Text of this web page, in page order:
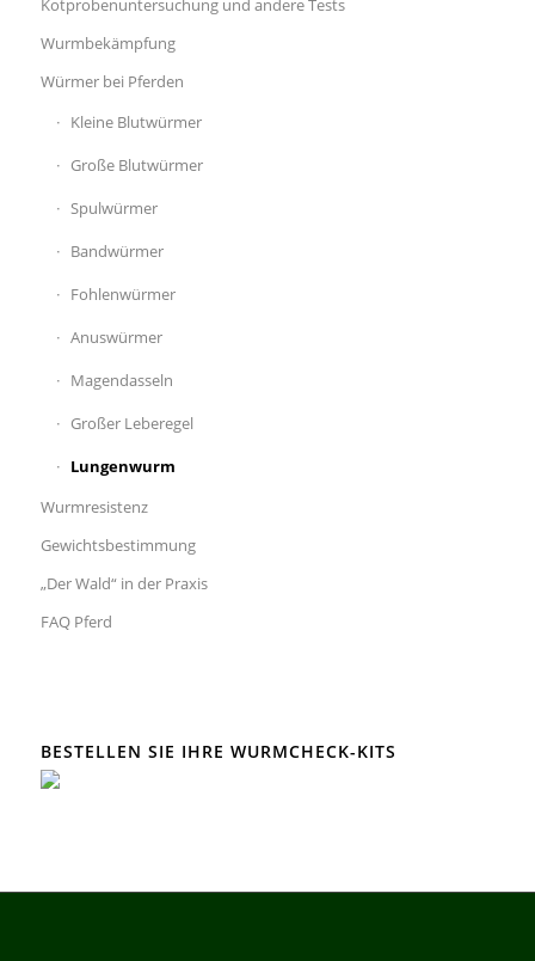
Kotprobenuntersuchung und andere Tests
Wurmbekämpfung
Würmer bei Pferden
Kleine Blutwürmer
Große Blutwürmer
Spulwürmer
Bandwürmer
Fohlenwürmer
Anuswürmer
Magendasseln
Großer Leberegel
Lungenwurm
Wurmresistenz
Gewichtsbestimmung
„Der Wald“ in der Praxis
FAQ Pferd
BESTELLEN SIE IHRE WURMCHECK-KITS